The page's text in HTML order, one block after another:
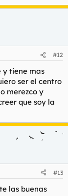
#12
y tiene mas
ser el centro
merezco y
que soy la
#13
las buenas